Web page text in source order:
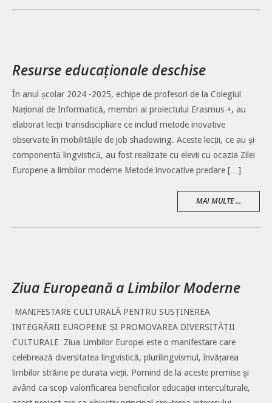
Resurse educaționale deschise
În anul școlar 2024 -2025, echipe de profesori de la Colegiul
Național de Informatică, membri ai proiectului Erasmus +, au
elaborat lecții transdiscipliare ce includ metode inovative
observate în mobilitățile de job shadowing. Aceste lecții, ce au și
componentă lingvistică, au fost realizate cu elevii cu ocazia Zilei
Europene a limbilor moderne Metode invocative predare […]
MAI MULTE ...
Ziua Europeană a Limbilor Moderne
MANIFESTARE CULTURALĂ PENTRU SUSȚINEREA
INTEGRĂRII EUROPENE ȘI PROMOVAREA DIVERSITĂȚII
CULTURALE Ziua Limbilor Europei este o manifestare care
celebrează diversitatea lingvistică, plurilingvismul, învățarea
limbilor străine pe durata vieții. Pornind de la aceste premise şi
având ca scop valorificarea beneficiilor educației interculturale,